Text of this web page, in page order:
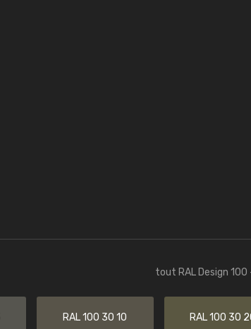
tout RAL Design 100
RAL 100 30 10 RAL 100 30